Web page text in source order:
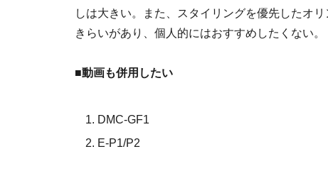
しは大きい。また、スタイリングを優先したオ
きらいがあり、個人的にはおすすめしたくない。
■動画も併用したい
DMC-GF1
E-P1/P2